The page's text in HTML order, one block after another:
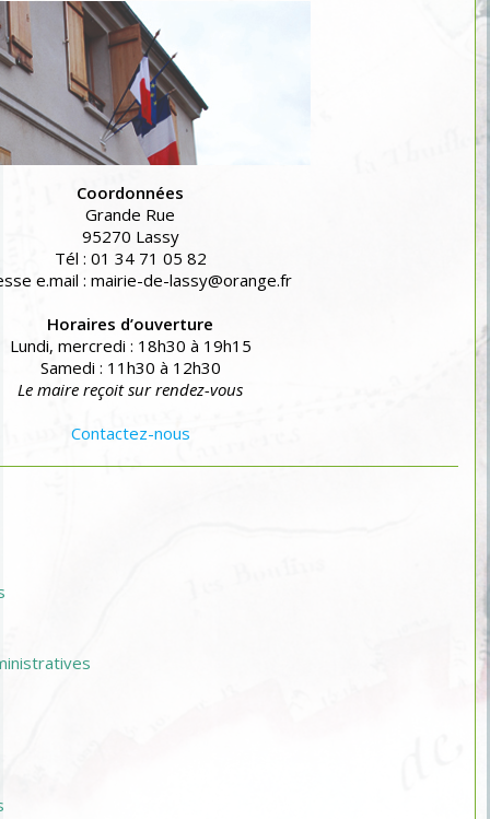
Coordonnées
Grande Rue
95270 Lassy
Tél : 01 34 71 05 82
e.mail : mairie-de-lassy@orange.fr
Horaires d’ouverture
Lundi, mercredi : 18h30 à 19h15
Samedi : 11h30 à 12h30
Le maire reçoit sur rendez-vous
Contactez-nous